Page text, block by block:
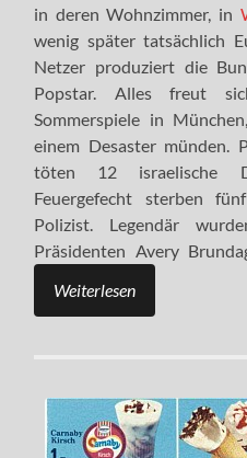
in deren Wohnzimmer, in
wenig später tatsächlich
Netzer produziert die
Popstar. Alles freut
Sommerspiele in
einem Desaster münden.
töten 12 israelische
Feuergefecht sterben
Polizist. Legendär
Präsidenten Avery
Weiterlesen